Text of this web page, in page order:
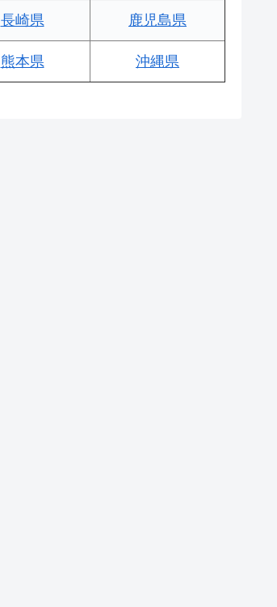
長崎県 鹿児島県
熊本県 沖縄県